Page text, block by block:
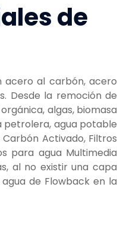
de
acero al carbón, acero
Desde la remoción de
algas, biomasa
petrolera, agua potable
Activado, Filtros
para agua Multimedia
al no existir una capa
de Flowback en la